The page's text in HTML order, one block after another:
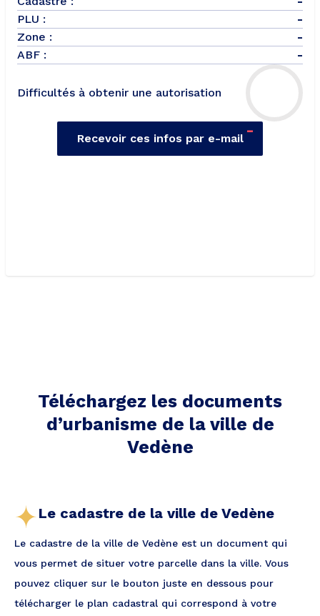
PLU :
-
Zone :
-
ABF :
-
Difficultés à obtenir une autorisation
-
Recevoir ces infos par e-mail
Téléchargez les documents
d’urbanisme de la ville de
Vedène
Le cadastre de la ville de Vedène
Le cadastre de la ville de Vedène est un document qui
vous permet de situer votre parcelle dans la ville. Vous
pouvez cliquer sur le bouton juste en dessous pour
télécharger le plan cadastral qui correspond à votre